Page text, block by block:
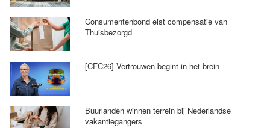
Consumentenbond eist compensatie van
Thuisbezorgd
[CFC26] Vertrouwen begint in het brein
Buurlanden winnen terrein bij Nederlandse
vakantiegangers